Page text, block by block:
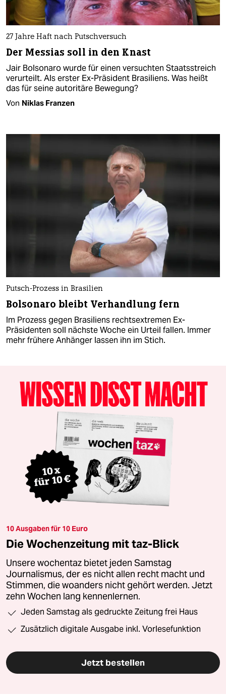
27 Jahre Haft nach Putschversuch
Der Messias soll in den Knast
Jair Bolsonaro wurde für einen versuchten Staatsstreich
verurteilt. Als erster Ex-Präsident Brasiliens. Was heißt
das für seine autoritäre Bewegung?
Von Niklas Franzen
Putsch-Prozess in Brasilien
Bolsonaro bleibt Verhandlung fern
Im Prozess gegen Brasiliens rechtsextremen Ex-
Präsidenten soll nächste Woche ein Urteil fallen. Immer
mehr frühere Anhänger lassen ihn im Stich.
10 Ausgaben für 10 Euro
Die Wochenzeitung mit taz-Blick
Unsere wochentaz bietet jeden Samstag
Journalismus, der es nicht allen recht macht und
Stimmen, die woanders nicht gehört werden. Jetzt
zehn Wochen lang kennenlernen.
Jeden Samstag als gedruckte Zeitung frei Haus
Zusätzlich digitale Ausgabe inkl. Vorlesefunktion
Jetzt bestellen